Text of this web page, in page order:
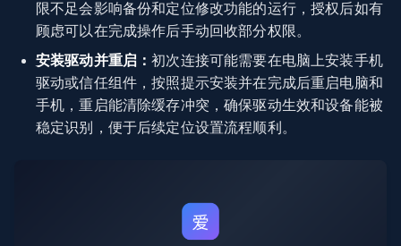
限不足会影响备份和定位修改功能的运行，授权后如有
顾虑可以在完成操作后手动回收部分权限。
安装驱动并重启：初次连接可能需要在电脑上安装手机
驱动或信任组件，按照提示安装并在完成后重启电脑和
手机，重启能清除缓存冲突，确保驱动生效和设备能被
稳定识别，便于后续定位设置流程顺利。